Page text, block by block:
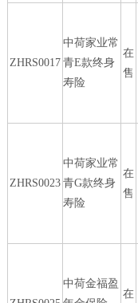
ZHRS0017
中荷家业常
青E款终身
寿险
在
售
ZHRS0023
中荷家业常
青G款终身
寿险
在
售
中荷金福盈
在